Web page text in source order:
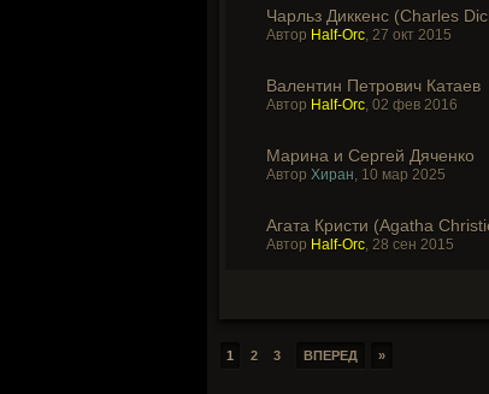
Чарльз Диккенс (Charles
Автор Half-Orc, 27 окт 2015
Валентин Петрович Катаев
Автор Half-Orc, 02 фев 2016
Марина и Сергей Дяченко
Автор Хиран, 10 мар 2025
Агата Кристи (Agatha
Автор Half-Orc, 28 сен 2015
1 2 3 ВПЕРЕД »